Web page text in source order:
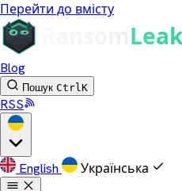
Перейти до вмісту
Blog
Пошук CtrlK
RSS
English Українська